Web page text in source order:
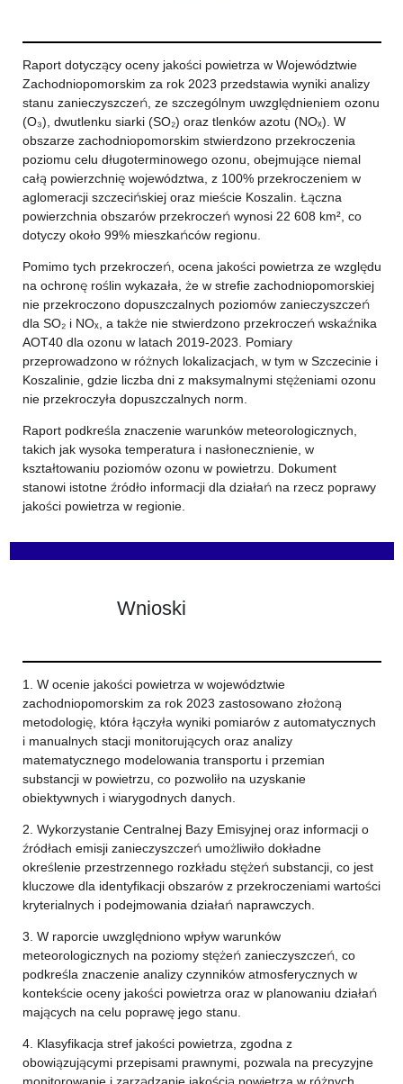
Raport dotyczący oceny jakości powietrza w Województwie
Zachodniopomorskim za rok 2023 przedstawia wyniki analizy
stanu zanieczyszczeń, ze szczególnym uwzględnieniem ozonu
(O₃), dwutlenku siarki (SO₂) oraz tlenków azotu (NOₓ). W
obszarze zachodniopomorskim stwierdzono przekroczenia
poziomu celu długoterminowego ozonu, obejmujące niemal
całą powierzchnię województwa, z 100% przekroczeniem w
aglomeracji szczecińskiej oraz mieście Koszalin. Łączna
powierzchnia obszarów przekroczeń wynosi 22 608 km², co
dotyczy około 99% mieszkańców regionu.
Pomimo tych przekroczeń, ocena jakości powietrza ze względu
na ochronę roślin wykazała, że w strefie zachodniopomorskiej
nie przekroczono dopuszczalnych poziomów zanieczyszczeń
dla SO₂ i NOₓ, a także nie stwierdzono przekroczeń wskaźnika
AOT40 dla ozonu w latach 2019-2023. Pomiary
przeprowadzono w różnych lokalizacjach, w tym w Szczecinie i
Koszalinie, gdzie liczba dni z maksymalnymi stężeniami ozonu
nie przekroczyła dopuszczalnych norm.
Raport podkreśla znaczenie warunków meteorologicznych,
takich jak wysoka temperatura i nasłonecznienie, w
kształtowaniu poziomów ozonu w powietrzu. Dokument
stanowi istotne źródło informacji dla działań na rzecz poprawy
jakości powietrza w regionie.
Wnioski
1. W ocenie jakości powietrza w województwie
zachodniopomorskim za rok 2023 zastosowano złożoną
metodologię, która łączyła wyniki pomiarów z automatycznych
i manualnych stacji monitorujących oraz analizy
matematycznego modelowania transportu i przemian
substancji w powietrzu, co pozwoliło na uzyskanie
obiektywnych i wiarygodnych danych.
2. Wykorzystanie Centralnej Bazy Emisyjnej oraz informacji o
źródłach emisji zanieczyszczeń umożliwiło dokładne
określenie przestrzennego rozkładu stężeń substancji, co jest
kluczowe dla identyfikacji obszarów z przekroczeniami wartości
kryterialnych i podejmowania działań naprawczych.
3. W raporcie uwzględniono wpływ warunków
meteorologicznych na poziomy stężeń zanieczyszczeń, co
podkreśla znaczenie analizy czynników atmosferycznych w
kontekście oceny jakości powietrza oraz w planowaniu działań
mających na celu poprawę jego stanu.
4. Klasyfikacja stref jakości powietrza, zgodna z
obowiązującymi przepisami prawnymi, pozwala na precyzyjne